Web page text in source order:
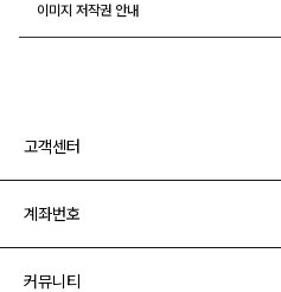
이미지 저작권 안내
고객센터
계좌번호
커뮤니티